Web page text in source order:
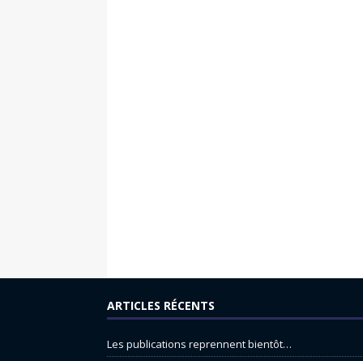
ARTICLES RÉCENTS
Les publications reprennent bientôt…